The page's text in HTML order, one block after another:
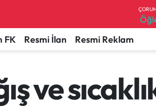
FK Resmi İlan Resmi Reklam
ve